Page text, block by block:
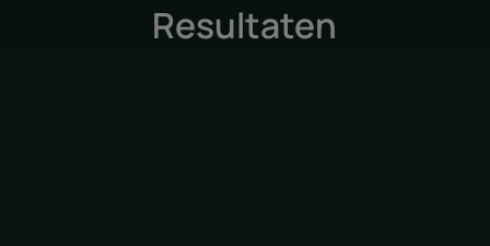
Verfijnde, bloemige geurResultaten